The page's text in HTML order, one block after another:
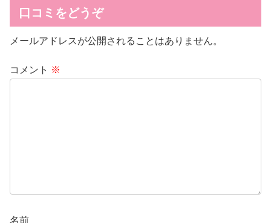
口コミをどうぞ
メールアドレスが公開されることはありません。
コメント ※
名前